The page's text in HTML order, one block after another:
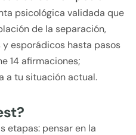
psicológica validada que
de la separación,
esporádicos hasta pasos
14 afirmaciones;
a tu situación actual.
etapas: pensar en la